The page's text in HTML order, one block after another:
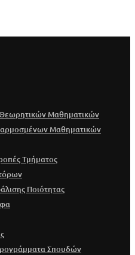
Μαθηματικών
Μαθηματικών
Τμήματος
Ποιότητας
Σπουδών